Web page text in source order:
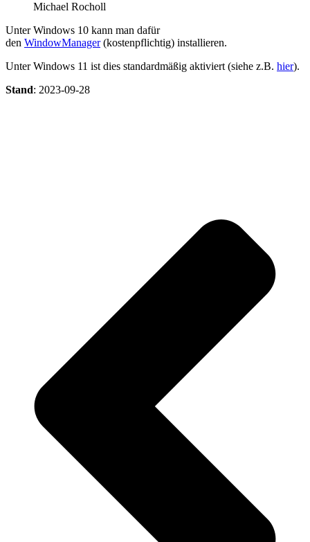
Michael Rocholl
Unter Windows 10 kann man dafür
den WindowManager(kostenpflichtig) installieren.
Unter Windows 11 ist dies standardmäßig aktiviert (siehe z.B. hier).
Stand: 2023-09-28